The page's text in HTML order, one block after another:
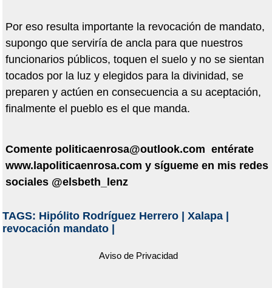
Por eso resulta importante la revocación de mandato,
supongo que serviría de ancla para que nuestros
funcionarios públicos, toquen el suelo y no se sientan
tocados por la luz y elegidos para la divinidad, se
preparen y actúen en consecuencia a su aceptación,
finalmente el pueblo es el que manda.
Comente politicaenrosa@outlook.com entérate
www.lapoliticaenrosa.com y sígueme en mis redes
sociales @elsbeth_lenz
TAGS: Hipólito Rodríguez Herrero| Xalapa|
revocación mandato|
Aviso de Privacidad